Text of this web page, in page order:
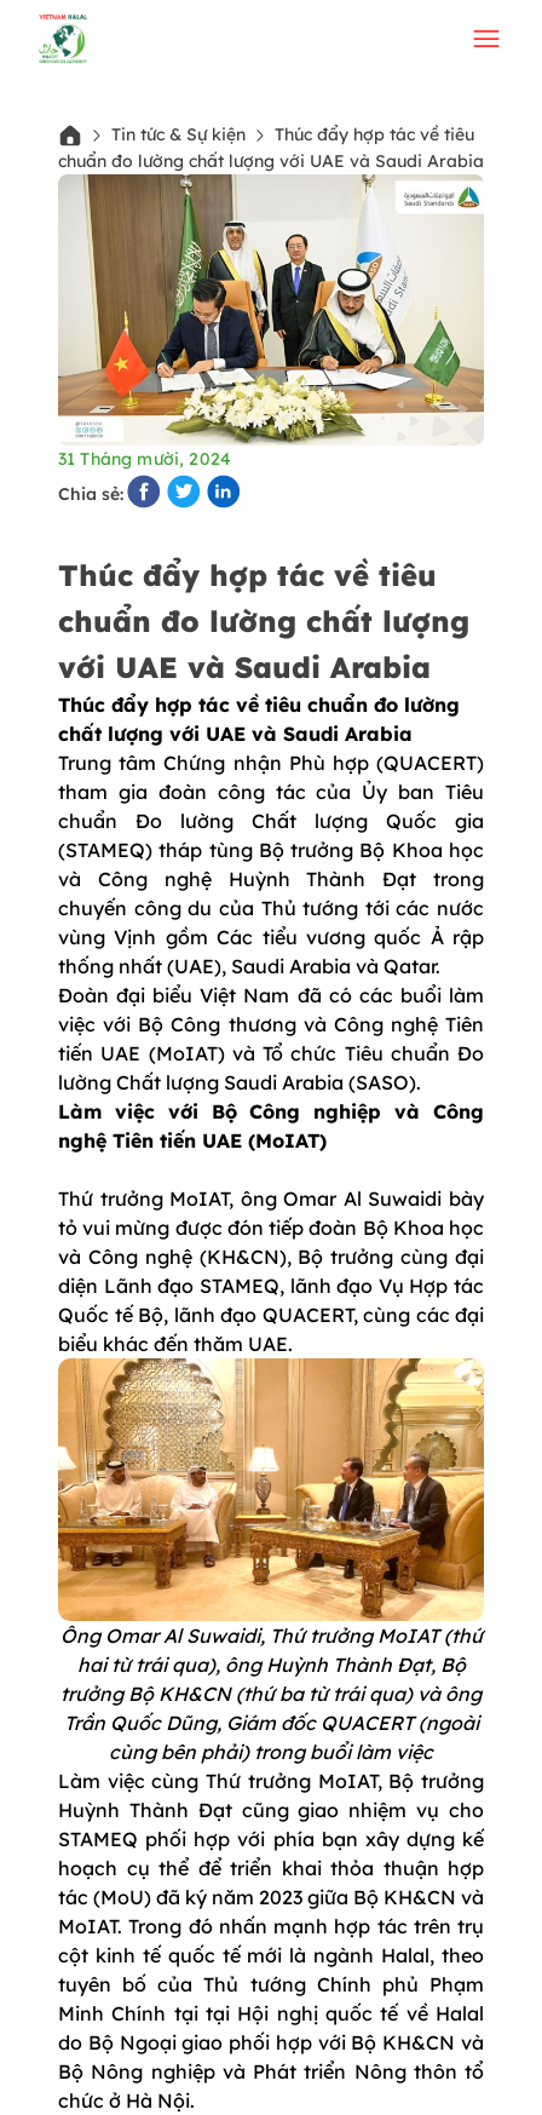
Tin tức & Sự kiện
Thúc đẩy hợp tác về tiêu
chuẩn đo lường chất lượng với UAE và Saudi Arabia
31 Tháng mười, 2024
Chia sẻ:
Thúc đẩy hợp tác về tiêu
chuẩn đo lường chất lượng
với UAE và Saudi Arabia
Thúc đẩy hợp tác về tiêu chuẩn đo lường
chất lượng với UAE và Saudi Arabia
Trung tâm Chứng nhận Phù hợp (QUACERT)
tham gia đoàn công tác của Ủy ban Tiêu
chuẩn Đo lường Chất lượng Quốc gia
(STAMEQ) tháp tùng Bộ trưởng Bộ Khoa học
và Công nghệ Huỳnh Thành Đạt trong
chuyến công du của Thủ tướng tới các nước
vùng Vịnh gồm Các tiểu vương quốc Ả rập
thống nhất (UAE), Saudi Arabia và Qatar.
Đoàn đại biểu Việt Nam đã có các buổi làm
việc với Bộ Công thương và Công nghệ Tiên
tiến UAE (MoIAT) và Tổ chức Tiêu chuẩn Đo
lường Chất lượng Saudi Arabia (SASO).
Làm việc với Bộ Công nghiệp và Công
nghệ Tiên tiến UAE (MoIAT)
Thứ trưởng MoIAT, ông Omar Al Suwaidi bày
tỏ vui mừng được đón tiếp đoàn Bộ Khoa học
và Công nghệ (KH&CN), Bộ trưởng cùng đại
diện Lãnh đạo STAMEQ, lãnh đạo Vụ Hợp tác
Quốc tế Bộ, lãnh đạo QUACERT, cùng các đại
biểu khác đến thăm UAE.
Ông Omar Al Suwaidi, Thứ trưởng MoIAT (thứ
hai từ trái qua), ông Huỳnh Thành Đạt, Bộ
trưởng Bộ KH&CN (thứ ba từ trái qua) và ông
Trần Quốc Dũng, Giám đốc QUACERT (ngoài
cùng bên phải) trong buổi làm việc
Làm việc cùng Thứ trưởng MoIAT, Bộ trưởng
Huỳnh Thành Đạt cũng giao nhiệm vụ cho
STAMEQ phối hợp với phía bạn xây dựng kế
hoạch cụ thể để triển khai thỏa thuận hợp
tác (MoU) đã ký năm 2023 giữa Bộ KH&CN và
MoIAT. Trong đó nhấn mạnh hợp tác trên trụ
cột kinh tế quốc tế mới là ngành Halal, theo
tuyên bố của Thủ tướng Chính phủ Phạm
Minh Chính tại tại Hội nghị quốc tế về Halal
do Bộ Ngoại giao phối hợp với Bộ KH&CN và
Bộ Nông nghiệp và Phát triển Nông thôn tổ
chức ở Hà Nội.